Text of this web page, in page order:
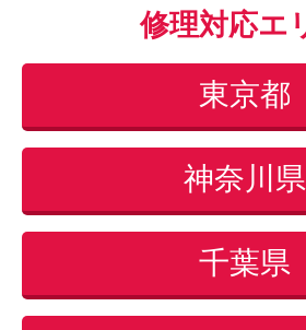
修理対応エ
東京都
神奈川県
千葉県